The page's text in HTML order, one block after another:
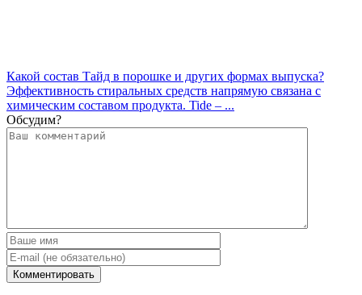
Какой состав Тайд в порошке и других формах выпуска?
Эффективность стиральных средств напрямую связана с
химическим составом продукта. Tide – ...
Обсудим?